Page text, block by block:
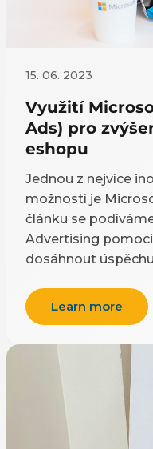
15. 06. 2023
Využití
Ads) pro
eshopu
Jednou z nejvíce
možností je Microsoft
článku se
Advertising
dosáhnout
Learn more